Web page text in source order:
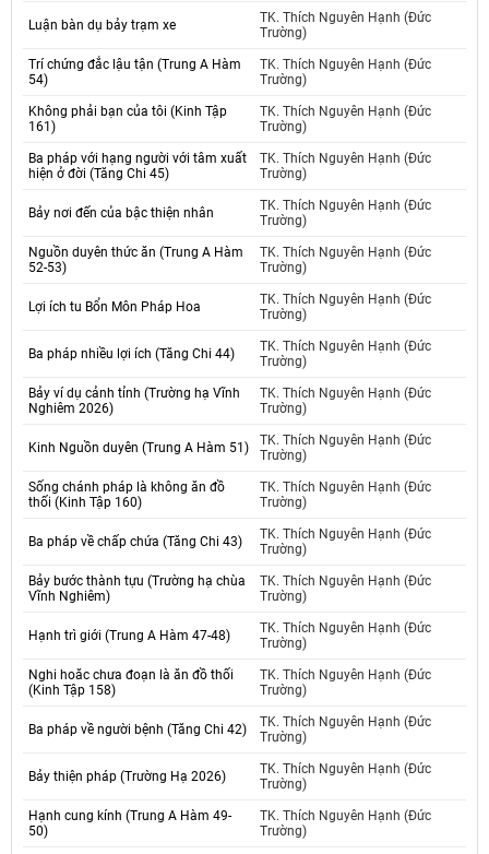
Luận bàn dụ bảy trạm xe
TK. Thích Nguyên Hạnh (Đức
Trường)
Trí chứng đắc lậu tận (Trung A Hàm
54)
TK. Thích Nguyên Hạnh (Đức
Trường)
Không phải bạn của tôi (Kinh Tập
161)
TK. Thích Nguyên Hạnh (Đức
Trường)
Ba pháp với hạng người với tâm xuất
hiện ở đời (Tăng Chi 45)
TK. Thích Nguyên Hạnh (Đức
Trường)
Bảy nơi đến của bậc thiện nhân
TK. Thích Nguyên Hạnh (Đức
Trường)
Nguồn duyên thức ăn (Trung A Hàm
52-53)
TK. Thích Nguyên Hạnh (Đức
Trường)
Lợi ích tu Bổn Môn Pháp Hoa
TK. Thích Nguyên Hạnh (Đức
Trường)
Ba pháp nhiều lợi ích (Tăng Chi 44)
TK. Thích Nguyên Hạnh (Đức
Trường)
Bảy ví dụ cảnh tỉnh (Trường hạ Vĩnh
Nghiêm 2026)
TK. Thích Nguyên Hạnh (Đức
Trường)
Kinh Nguồn duyên (Trung A Hàm 51)
TK. Thích Nguyên Hạnh (Đức
Trường)
Sống chánh pháp là không ăn đồ
thối (Kinh Tập 160)
TK. Thích Nguyên Hạnh (Đức
Trường)
Ba pháp về chấp chứa (Tăng Chi 43)
TK. Thích Nguyên Hạnh (Đức
Trường)
Bảy bước thành tựu (Trường hạ chùa
Vĩnh Nghiêm)
TK. Thích Nguyên Hạnh (Đức
Trường)
Hạnh trì giới (Trung A Hàm 47-48)
TK. Thích Nguyên Hạnh (Đức
Trường)
Nghi hoăc chưa đoạn là ăn đồ thối
(Kinh Tập 158)
TK. Thích Nguyên Hạnh (Đức
Trường)
Ba pháp về người bệnh (Tăng Chi 42)
TK. Thích Nguyên Hạnh (Đức
Trường)
Bảy thiện pháp (Trường Hạ 2026)
TK. Thích Nguyên Hạnh (Đức
Trường)
Hạnh cung kính (Trung A Hàm 49-
50)
TK. Thích Nguyên Hạnh (Đức
Trường)